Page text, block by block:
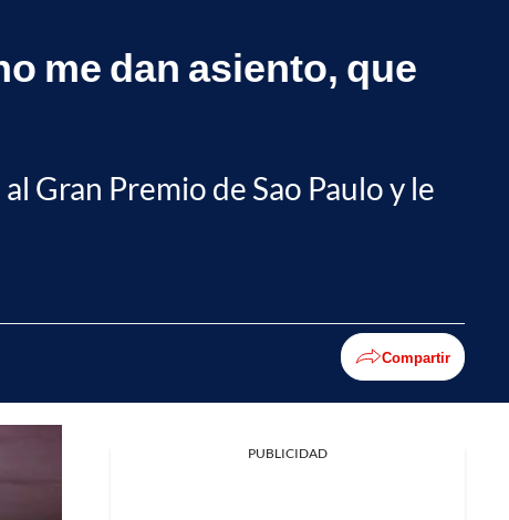
me dan asiento, que
Gran Premio de Sao Paulo y le
Compartir
PUBLICIDAD